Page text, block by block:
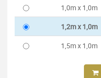
1,0m x 1,0m
1,2m x 1,0m
1,5m x 1,0m